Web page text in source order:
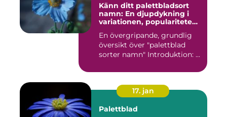
Känn ditt palettbladsort
namn: En djupdykning i
variationen, populariteten
En övergripande, grundlig
översikt över "palettblad
sorter namn" Introduktion: ...
17. jan
Palettblad